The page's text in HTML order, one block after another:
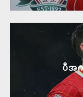
ပီအ